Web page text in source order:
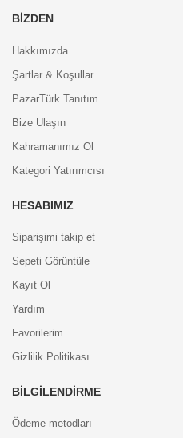
BIZDEN
Hakkımızda
Şartlar & Koşullar
PazarTürk Tanıtım
Bize Ulaşın
Kahramanımız Ol
Kategori Yatırımcısı
HESABIMIZ
Siparişimi takip et
Sepeti Görüntüle
Kayıt Ol
Yardım
Favorilerim
Gizlilik Politikası
BILGILENDIRME
Ödeme metodları